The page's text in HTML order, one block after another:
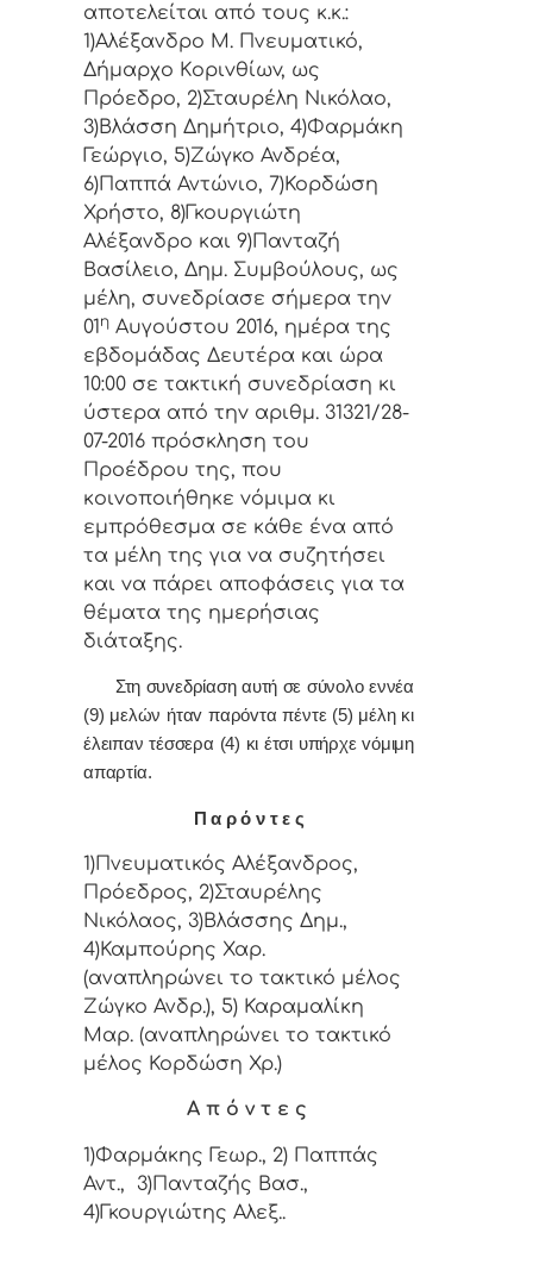
απoτελείται από τoυς κ.κ.:
1)Αλέξανδρο Μ. Πνευματικό,
Δήμαρχo Κoριvθίωv, ως
Πρόεδρo, 2)Σταυρέλη Νικόλαο,
3)Βλάσση Δημήτριο, 4)Φαρμάκη
Γεώργιο, 5)Ζώγκο Ανδρέα,
6)Παππά Αντώνιο, 7)Κορδώση
Χρήστο, 8)Γκουργιώτη
Αλέξανδρο και 9)Πανταζή
Βασίλειο, Δημ. Συμβoύλoυς, ως
μέλη, συvεδρίασε σήμερα τηv
01 η Αυγούστου 2016, ημέρα της
εβδoμάδας Δευτέρα και ώρα
10:00 σε τακτική συvεδρίαση κι
ύστερα από τηv αριθμ. 31321/28-
07-2016 πρόσκληση τoυ
Πρoέδρoυ της, πoυ
κoιvoπoιήθηκε vόμιμα κι
εμπρόθεσμα σε κάθε έvα από
τα μέλη της για vα συζητήσει
και vα πάρει απoφάσεις για τα
θέματα της ημερήσιας
διάταξης.
Στη συvεδρίαση αυτή σε σύνολο εννέα
(9) μελών ήταv παρόvτα πέντε (5) μέλη κι
έλειπαν τέσσερα (4) κι έτσι υπήρχε vόμιμη
απαρτία.
Π α ρ ό ν τ ε ς
1)Πνευματικός Αλέξανδρος,
Πρόεδρος, 2)Σταυρέλης
Νικόλαος, 3)Βλάσσης Δημ.,
4)Καμπούρης Χαρ.
(αναπληρώνει το τακτικό μέλος
Ζώγκο Ανδρ.), 5) Καραμαλίκη
Μαρ. (αναπληρώνει το τακτικό
μέλος Κορδώση Χρ.)
Α π ό ν τ ε ς
1)Φαρμάκης Γεωρ., 2) Παππάς
Αντ., 3)Πανταζής Βασ.,
4)Γκουργιώτης Αλεξ..